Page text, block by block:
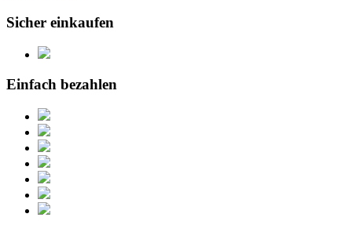
Sicher einkaufen
Einfach bezahlen